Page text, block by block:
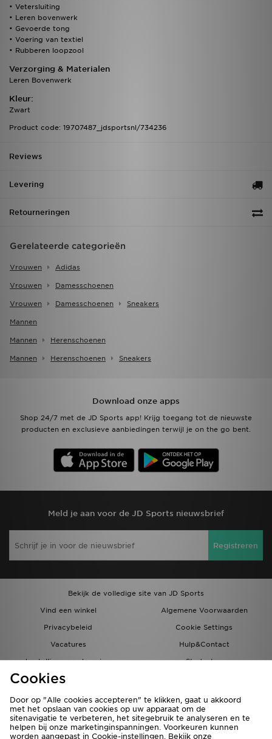
• Vetersluiting
• Leren bovenwerk
• Gevoerde tong
• Voering van textiel
• Rubberen loopzool
Verzorging & Materialen
Leren Bovenwerk
Kleur:
Zwart
Product code: 19707487_jdsportsnl/734236
Reviews
Levering
Retourneringen
Gerelateerde categorieën
Vrouwen Adidas
Vrouwen Damesschoenen
Vrouwen Damesschoenen Sneakers
Mannen
Mannen Herenschoenen
Mannen Herenschoenen Sneakers
Download onze apps
Shop 24/7 met de JD Sports app! Krijg toegang tot de nieuwste
producten en exclusieve aanbiedingen terwijl je on the go bent.
Meld je aan voor de JD Sports nieuwsbrief
Registreren
Bekijk de volledige site van JD Sports
Vind een winkel
Algemene Voorwaarden
Privacybeleid
Cookie Settings
Vacatures
Hulp&Contact
bestellingen en levering
Studenten
Partnerprogramma
Cookies
Door op "Alle cookies accepteren" te klikken, gaat u akkoord
met het opslaan van cookies op uw apparaat om de
sitenavigatie te verbeteren, het sitegebruik te analyseren en te
helpen bij onze marketinginspanningen. Voorkeuren kunnen
worden aangepast in Cookie-instellingen. Bekijk onze